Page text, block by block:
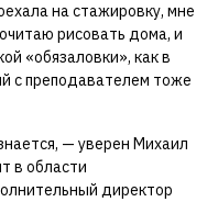
на стажировку, мне
рисовать дома, и
«обязаловки», как в
с преподавателем тоже
— уверен Михаил
в области
директор